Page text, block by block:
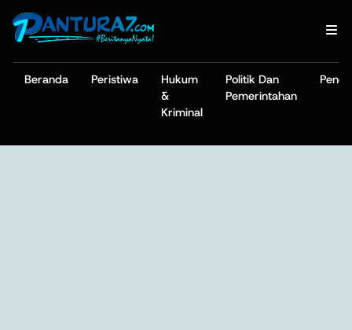
Beranda Peristiwa
Hukum
&
Kriminal
Politik Dan
Pemerintahan